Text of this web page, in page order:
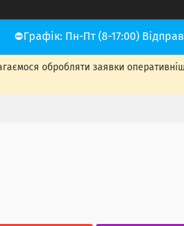
⛔Графік: Пн-Пт (8-17:00)
обробляти заявки